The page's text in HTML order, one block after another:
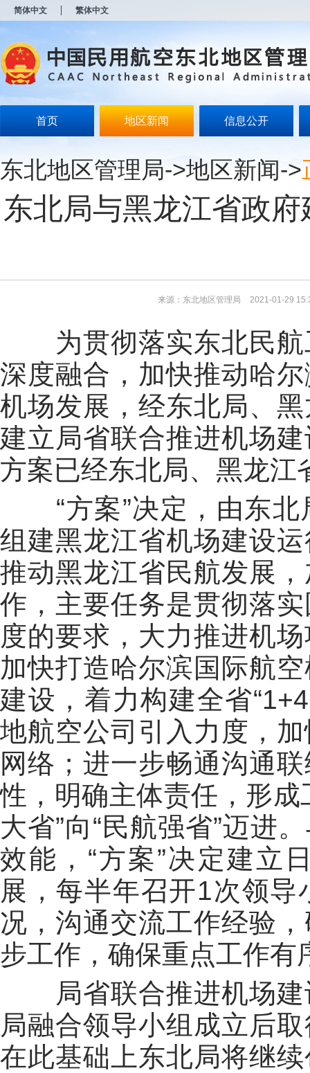
简体中文 繁体中文
首页 地区新闻 信息公开
东北地区管理局->地区新闻->
东北局与黑龙江省政
来源：东北地区管理局 2021-01-29
为贯彻落实东北民
深度融合，加快推动哈
机场发展，经东北局、
建立局省联合推进机场
方案已经东北局、黑龙江
“方案”决定，由东
组建黑龙江省机场建设
推动黑龙江省民航发展
作，主要任务是贯彻落
度的要求，大力推进机
加快打造哈尔滨国际航
建设，着力构建全省
地航空公司引入力度，
网络；进一步畅通沟通
性，明确主体责任，形
大省”向“民航强省”迈进
效能，“方案”决定建立
展，每半年召开1次领
况，沟通交流工作经验
步工作，确保重点工作有
局省联合推进机场
局融合领导小组成立后
在此基础上东北局将继
开
无
障
说
Alt
加
浪
键
模